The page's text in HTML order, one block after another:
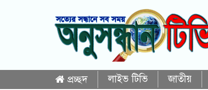
প্রচ্ছদ লাইভ টিভি জাতীয়